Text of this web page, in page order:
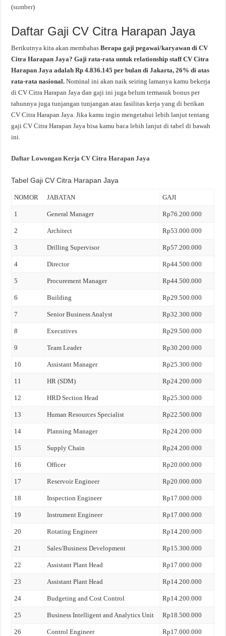
(sumber)
Daftar Gaji CV Citra Harapan Jaya
Berikutnya kita akan membahasBerapa gaji pegawai/karyawan di CV
Citra Harapan Jaya? Gaji rata-rata untuk relationship staff CV Citra
Harapan Jaya adalah Rp 4.836.145 per bulan di Jakarta, 26% di atas
rata-rata nasional.Nominal ini akan naik seiring lamanya kamu bekerja
di CV Citra Harapan Jaya dan gaji ini juga belum termasuk bonus per
tahunnya juga tunjangan tunjangan atau fasilitas kerja yang di berikan
CV Citra Harapan Jaya. Jika kamu ingin mengetahui lebih lanjut tentang
gaji CV Citra Harapan Jaya bisa kamu baca lebih lanjut di tabel di bawah
ini.
Daftar Lowongan Kerja CV Citra Harapan Jaya
Tabel Gaji CV Citra Harapan Jaya
NOMOR JABATAN GAJI
1 General Manager Rp76.200.000
2 Architect Rp53.000.000
3 Drilling Supervisor Rp57.200.000
4 Director Rp44.500.000
5 Procurement Manager Rp44.500.000
6 Building Rp29.500.000
7 Senior Business Analyst Rp32.300.000
8 Executives Rp29.500.000
9 Team Leader Rp30.200.000
10 Assistant Manager Rp25.300.000
11 HR (SDM) Rp24.200.000
12 HRD Section Head Rp25.300.000
13 Human Resources Specialist Rp22.500.000
14 Planning Manager Rp24.200.000
15 Supply Chain Rp24.200.000
16 Officer Rp20.000.000
17 Reservoir Engineer Rp20.000.000
18 Inspection Engineer Rp17.000.000
19 Instrument Engineer Rp17.000.000
20 Rotating Engineer Rp14.200.000
21 Sales/Business Development Rp15.300.000
22 Assistant Plant Head Rp17.000.000
23 Assistant Plant Head Rp14.200.000
24 Budgeting and Cost Control Rp14.200.000
25 Business Intelligent and Analytics Unit Rp18.500.000
26 Control Engineer Rp17.000.000